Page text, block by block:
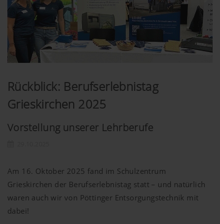
Rückblick: Berufserlebnistag
Grieskirchen 2025
Vorstellung unserer Lehrberufe
Am 16. Oktober 2025 fand im Schulzentrum
Grieskirchen der Berufserlebnistag statt – und natürlich
waren auch wir von Pöttinger Entsorgungstechnik mit
dabei!